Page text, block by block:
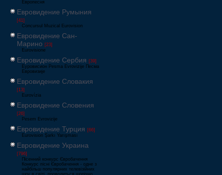
Европесня
Евровидение Румыния
[41]
Concursul Muzical Eurovision
Евровидение Сан-
Марино [23]
Eurovisione
Евровидение Сербия [39]
Еуровисион Pesma Evrovizije Песма
Евровизије
Евровидение Словакия
[13]
Eurovízia
Евровидение Словения
[26]
Pesem Evrovizije
Евровидение Турция [66]
Eurovision Şarkı Yarışması
Евровидение Украина
[796]
Пісенний конкурс Євробачення
Конкурс пісні Євробачення - одне з
найбільш популярних телевізійних
шоу в світі, проводиться щорічно,